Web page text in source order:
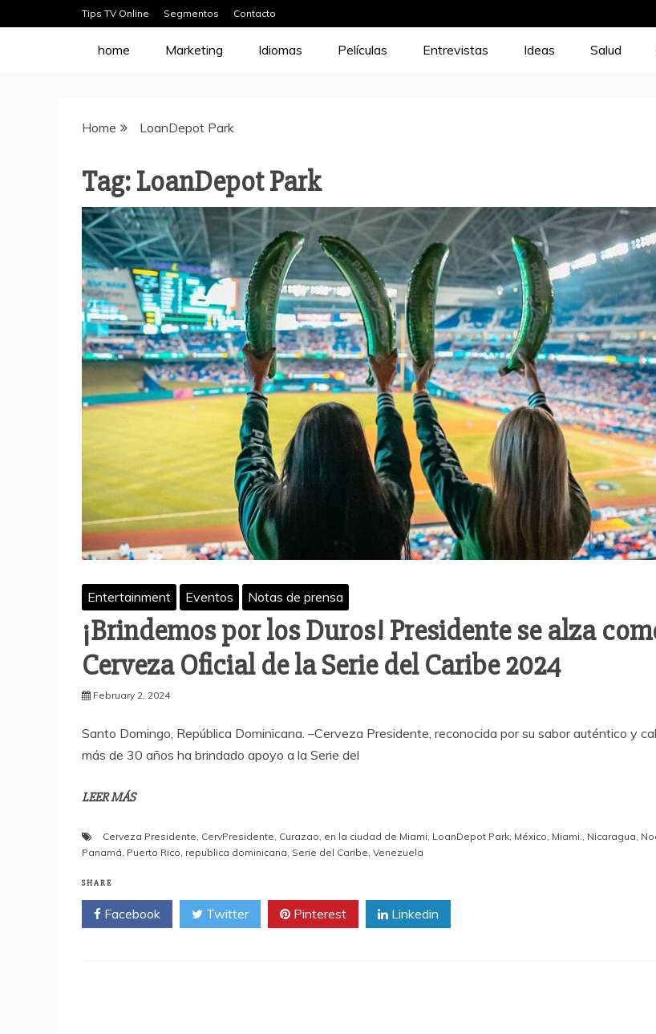
to
Tips TV Online Segmentos Contacto
home Marketing Idiomas Películas Entrevistas Ideas Salud
Home LoanDepot Park
Tag:LoanDepot Park
Entertainment Eventos Notas de prensa
¡Brindemos por los Duros! Presidente se alza
Cerveza Oficial de la Serie del Caribe 2024
February 2, 2024
Santo Domingo, República Dominicana. –Cerveza Presidente, reconocida por su sabor auténtico y
más de 30 años ha brindado apoyo a la Serie del
LEER MÁS
Cerveza Presidente, CervPresidente, Curazao, en la ciudad de Miami, LoanDepot Park, México, Miami., Nicaragua,
Panamá, Puerto Rico, republica dominicana, Serie del Caribe, Venezuela
SHARE
Facebook Twitter Pinterest Linkedin